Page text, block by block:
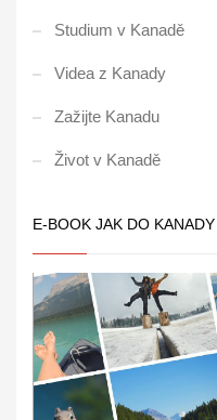
Studium v Kanadě
Videa z Kanady
Zažijte Kanadu
Život v Kanadě
E-BOOK JAK DO KANADY